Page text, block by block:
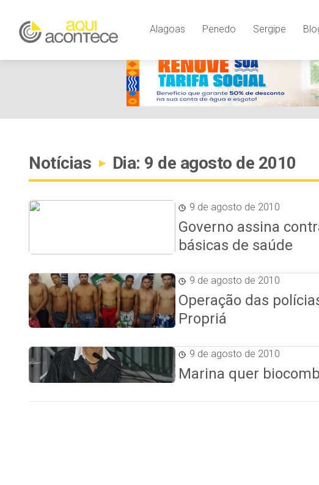
Alagoas Penedo Sergipe
Notícias ▸ Dia: 9 de agosto de 2010
9 de agosto de 2010
Governo assina
básicas de saúde
9 de agosto de 2010
Operação das
Propriá
9 de agosto de 2010
Marina quer